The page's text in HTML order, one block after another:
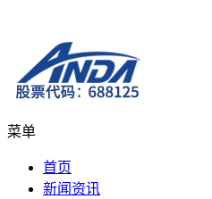
菜单
首页
新闻资讯